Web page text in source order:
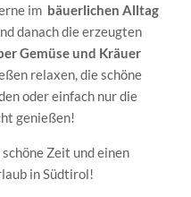
im bäuerlichen Alltag
danach die erzeugten
Gemüse und Kräuer
relaxen, die schöne
oder einfach nur die
genießen!
Zeit und einen
in Südtirol!